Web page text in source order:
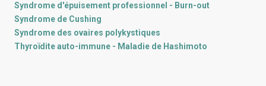
Syndrome d'épuisement professionnel - Burn-out
Syndrome de Cushing
Syndrome des ovaires polykystiques
Thyroïdite auto-immune - Maladie de Hashimoto